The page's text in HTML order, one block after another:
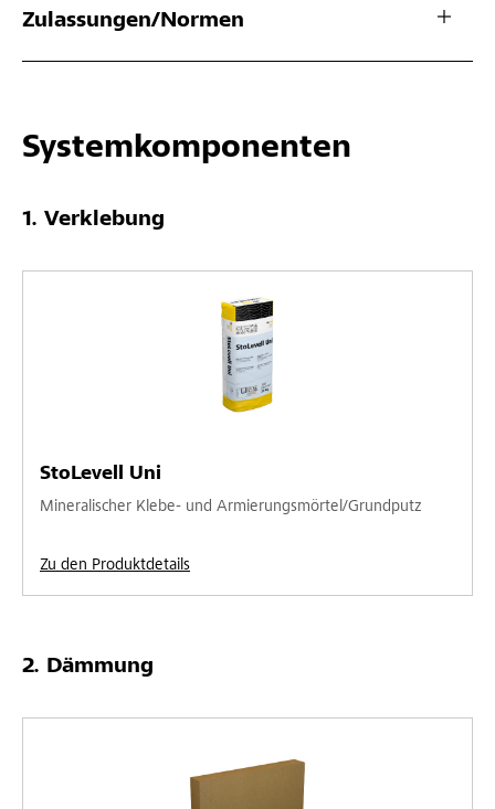
Zulassungen/Normen
Systemkomponenten
Verklebung
StoLevell Uni
Mineralischer Klebe- und Armierungsmörtel/Grundputz
Zu den Produktdetails
Dämmung